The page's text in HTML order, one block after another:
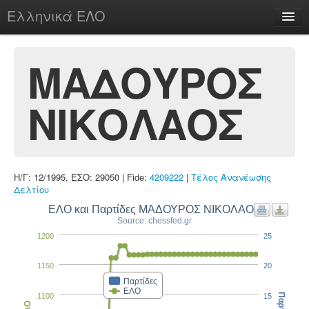
Ελληνικά ΕΛΟ
chesstu.be @ discord
Login
ΜΑΔΟΥΡΟΣ
ΝΙΚΟΛΑΟΣ
Η/Γ: 12/1995, ΕΣΟ: 29050 | Fide: 4209222 | Τέλος Ανανέωσης
Δελτίου
ΕΛΟ και Παρτίδες ΜΑΔΟΥΡΟΣ ΝΙΚΟΛΑΟΣ
Source: chessfed.gr
Παρτίδες
ΕΛΟ
1100
1150
1200
15
20
25